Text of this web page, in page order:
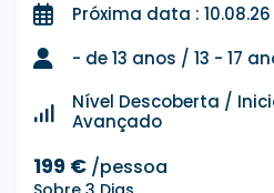
Próxima data : 10.08.26
- de 13 anos / 13 - 17
Nível Descoberta /
Avançado
199 € /pessoa